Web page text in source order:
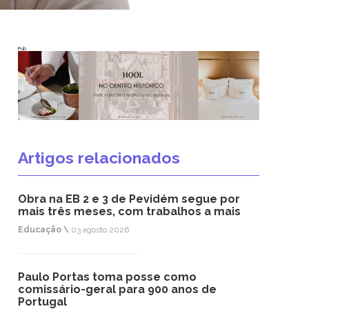
Pub
Artigos relacionados
Obra na EB 2 e 3 de Pevidém segue por
mais três meses, com trabalhos a mais
Educação \ 03 agosto 2026
Paulo Portas toma posse como
comissário-geral para 900 anos de
Portugal